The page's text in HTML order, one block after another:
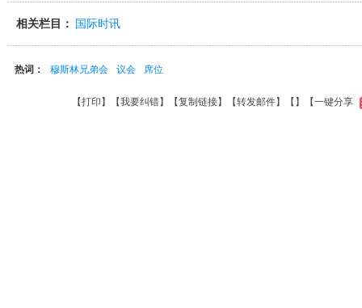
相关栏目： 国际时讯
热词： 穆斯林兄弟会 议会 席位
【打印 】【我要纠错】【复制链接】【转发邮件】【 】 【一键分享